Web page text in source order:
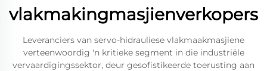
vlakmakingmasjienverkopers
Leveranciers van servo-hidrauliese vlakmaakmasjiene
verteenwoordig 'n kritieke segment in die industriële
vervaardigingssektor, deur gesofistikeerde toerusting aan